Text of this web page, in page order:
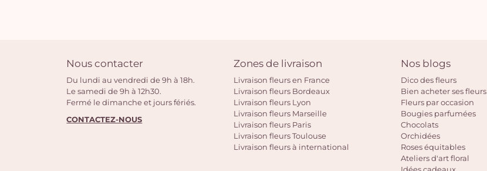
Nous contacter
Du lundi au vendredi de 9h à 18h.
Le samedi de 9h à 12h30.
Fermé le dimanche et jours fériés.
CONTACTEZ-NOUS
Zones de livraison
Livraison fleurs en France
Livraison fleurs Bordeaux
Livraison fleurs Lyon
Livraison fleurs Marseille
Livraison fleurs Paris
Livraison fleurs Toulouse
Livraison fleurs à international
Nos blogs
Dico des fleurs
Bien acheter ses fleurs
Fleurs par occasion
Bougies parfumées
Chocolats
Orchidées
Roses équitables
Ateliers d'art floral